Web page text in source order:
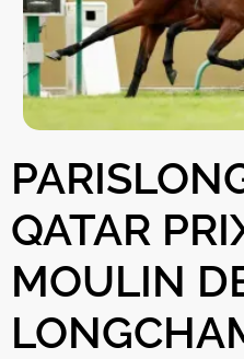
QATAR
MOULIN